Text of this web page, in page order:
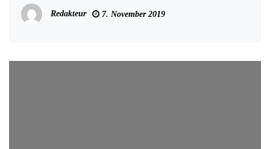
Redakteur 7. November 2019